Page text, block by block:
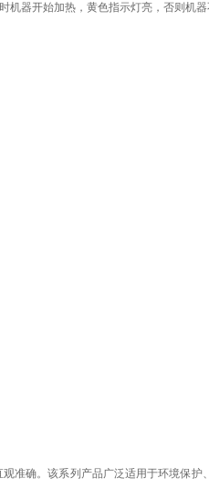
机器开始加热，黄色指示灯亮，否则机
观准确。该系列产品广泛适用于环境保护